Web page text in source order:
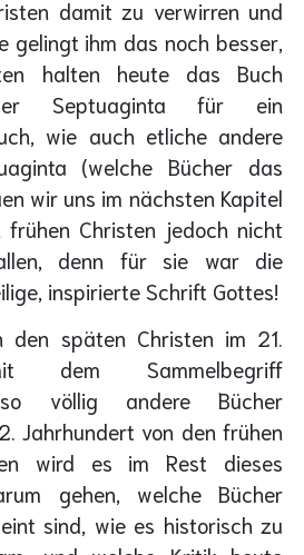
damit zu verwirren und
gelingt ihm das noch besser,
halten heute das Buch
Septuaginta für ein
wie auch etliche andere
(welche Bücher das
wir uns im nächsten Kapitel
frühen Christen jedoch nicht
denn für sie war die
inspirierte Schrift Gottes!
den späten Christen im 21.
dem Sammelbegriff
völlig andere Bücher
Jahrhundert von den frühen
wird es im Rest dieses
gehen, welche Bücher
sind, wie es historisch zu